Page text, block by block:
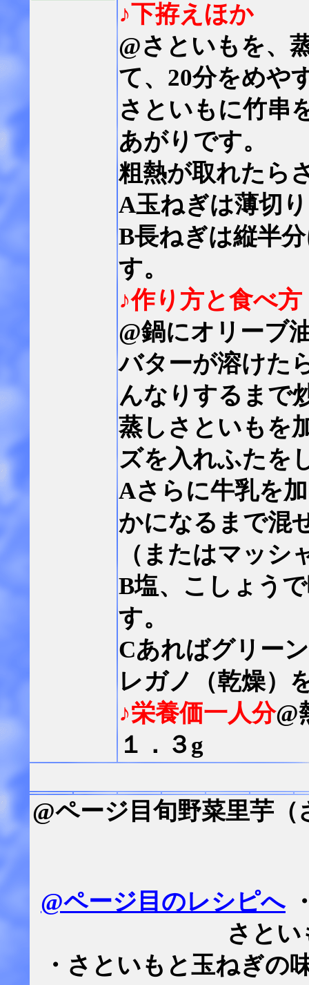
♪下拵えほか
@さといもを、
て、20分をめや
さといもに竹串
あがりです。
粗熱が取れたら
A玉ねぎは薄切
B長ねぎは縦半
す。
♪作り方と食べ方
@鍋にオリーブ
バターが溶けた
んなりするまで
蒸しさといもを
ズを入れふたを
Aさらに牛乳を
かになるまで混
（またはマッ
B塩、こしょう
す。
Cあればグリー
レガノ（乾燥）
♪栄養価一人分@
１．３g
@ページ目旬野菜里芋
@ページ目のレシピへ
さと
・さといもと玉ねぎの